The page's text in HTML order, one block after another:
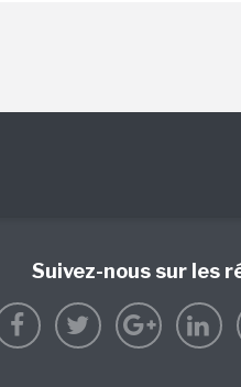
Suivez-nous sur les